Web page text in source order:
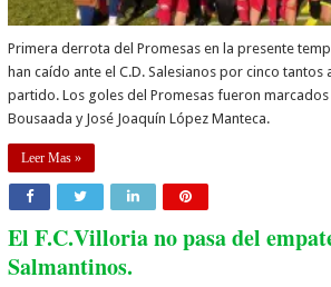
Primera derrota del Promesas en la presente
han caído ante el C.D. Salesianos por cinco tantos
partido. Los goles del Promesas fueron
Bousaada y José Joaquín López Manteca.
Leer Mas »
El F.C.Villoria no pasa del
Salmantinos.